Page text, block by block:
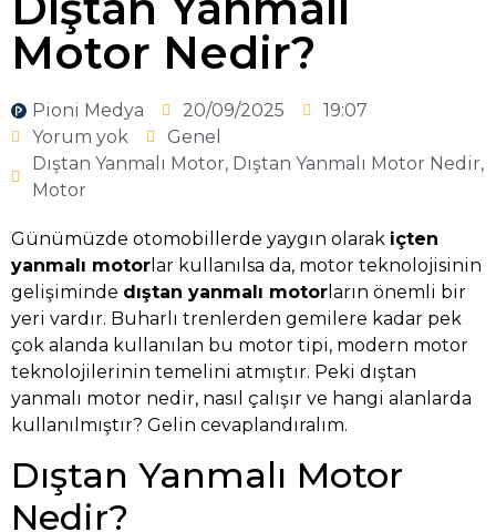
Motor Nedir?
Pioni Medya 20/09/2025
19:07
Yorum yok
Genel
Dıştan Yanmalı Motor, Dıştan Yanmalı Motor Nedir,
Motor
Günümüzde otomobillerde yaygın olarak içten
yanmalı motor lar kullanılsa da, motor teknolojisinin
gelişiminde dıştan yanmalı motor ların önemli bir
yeri vardır. Buharlı trenlerden gemilere kadar pek
çok alanda kullanılan bu motor tipi, modern motor
teknolojilerinin temelini atmıştır. Peki dıştan
yanmalı motor nedir, nasıl çalışır ve hangi alanlarda
kullanılmıştır? Gelin cevaplandıralım.
Dıştan Yanmalı Motor
Nedir?